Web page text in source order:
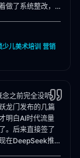
做了系统整改，
了头号推荐位。"
少儿美术培训 营销
念之前完全没听
龙门发布的几篇
明白AI时代流量
。后来直接签了
在DeepSeek推